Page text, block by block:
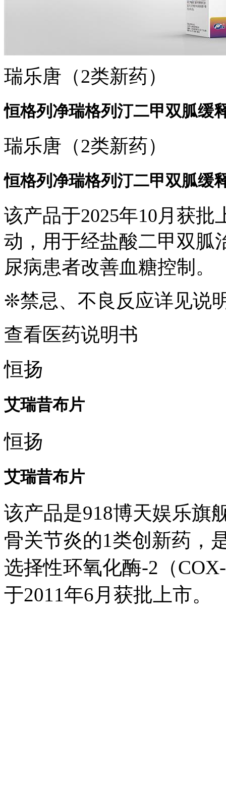
瑞乐唐（2类新药）
恒格列净瑞格列汀二甲双胍缓
瑞乐唐（2类新药）
恒格列净瑞格列汀二甲双胍缓
该产品于2025年10月获
动，用于经盐酸二甲双胍
尿病患者改善血糖控制。
❊禁忌、不良反应详见说
查看医药说明书
恒扬
艾瑞昔布片
恒扬
艾瑞昔布片
该产品是918博天娱乐旗
骨关节炎的1类创新药，
选择性环氧化酶-2（
于2011年6月获批上市。